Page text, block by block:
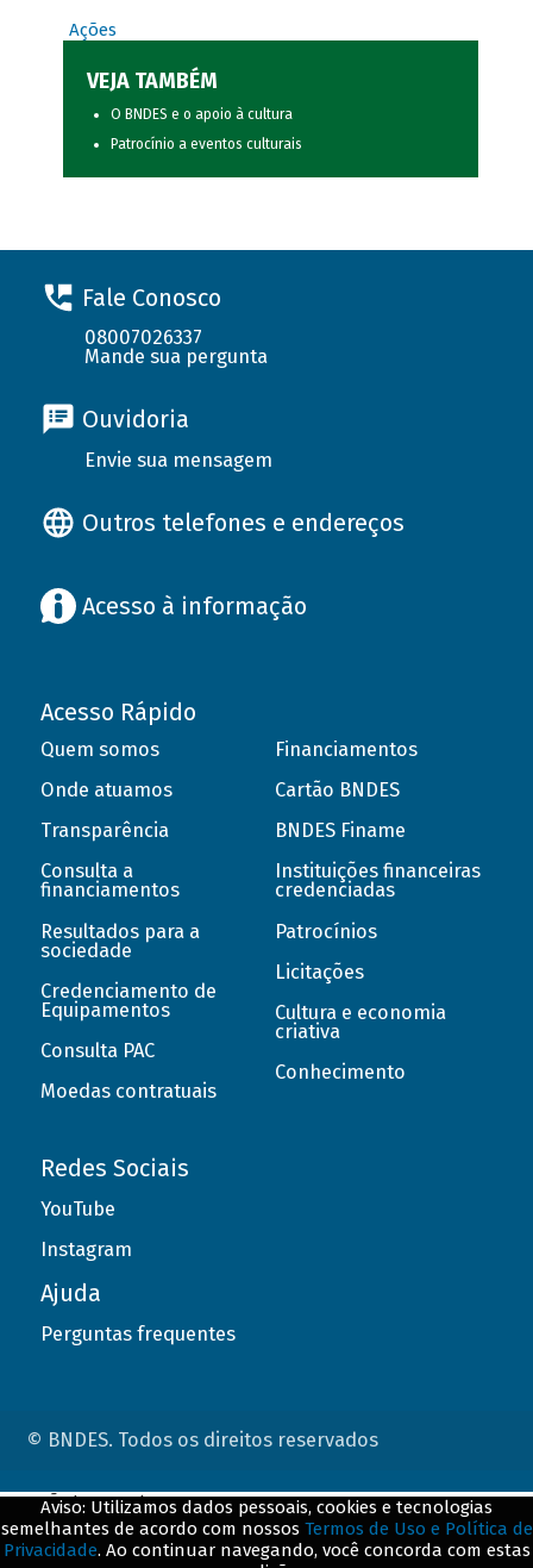
Ações
VEJA TAMBÉM
O BNDES e o apoio à cultura
Patrocínio a eventos culturais
Fale Conosco
08007026337
Mande sua pergunta
Ouvidoria
Envie sua mensagem
Outros telefones e endereços
Acesso à informação
Acesso Rápido
Quem somos
Onde atuamos
Transparência
Consulta a
financiamentos
Resultados para a
sociedade
Credenciamento de
Equipamentos
Consulta PAC
Moedas contratuais
Financiamentos
Cartão BNDES
BNDES Finame
Instituições financeiras
credenciadas
Patrocínios
Licitações
Cultura e economia
criativa
Conhecimento
Redes Sociais
YouTube
Instagram
Ajuda
Perguntas frequentes
© BNDES. Todos os direitos reservados
Aviso: Utilizamos dados pessoais, cookies e tecnologias
semelhantes de acordo com nossos Termos de Uso e Política de
Privacidade. Ao continuar navegando, você concorda com estas
ConteÃºdo complementar
${title}${badge}